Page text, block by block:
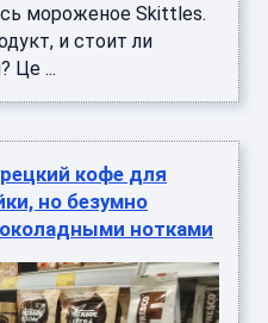
мороженое Skittles.
и стоит ли
Це ...
кофе для
но безумно
нотками